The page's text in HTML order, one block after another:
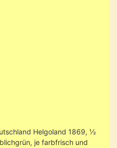
Helgoland 1869, ½
je farbfrisch und